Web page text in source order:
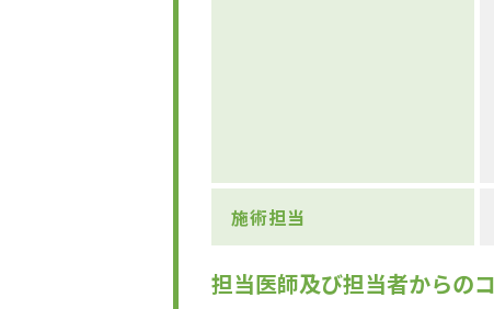
施術担当
担当医師及び担当者からの